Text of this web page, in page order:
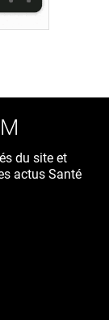
du site et
actus Santé